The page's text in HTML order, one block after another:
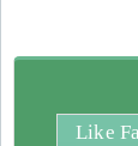
Like